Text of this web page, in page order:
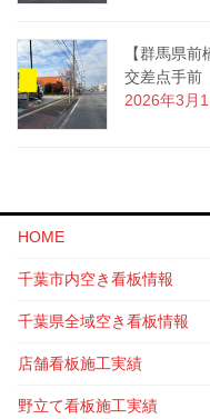
【群馬県
交差点手前
2026年3月1
HOME
千葉市内空き看板情報
千葉県全域空き看板情報
店舗看板施工実績
野立て看板施工実績